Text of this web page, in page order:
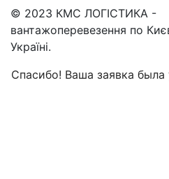
© 2023 КМС ЛОГІСТИКА -
вантажоперевезення по
Україні.
Спасибо! Ваша заявка